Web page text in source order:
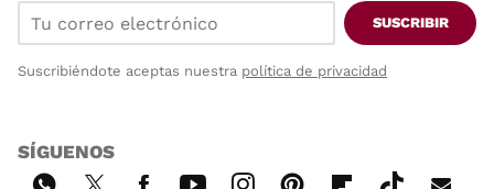
SUSCRIBIR
Suscribiéndote aceptas nuestra política de privacidad
SÍGUENOS